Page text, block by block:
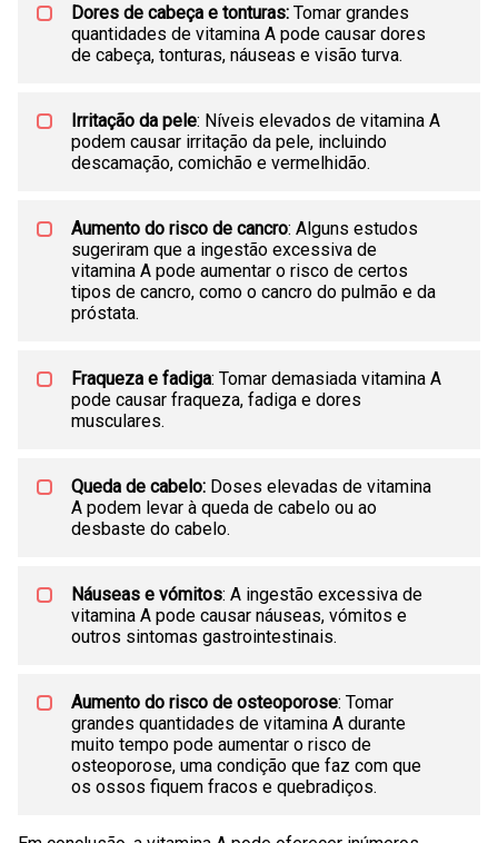
Dores de cabeça e tonturas: Tomar grandes
quantidades de vitamina A pode causar dores
de cabeça, tonturas, náuseas e visão turva.
Irritação da pele: Níveis elevados de vitamina A
podem causar irritação da pele, incluindo
descamação, comichão e vermelhidão.
Aumento do risco de cancro: Alguns estudos
sugeriram que a ingestão excessiva de
vitamina A pode aumentar o risco de certos
tipos de cancro, como o cancro do pulmão e da
próstata.
Fraqueza e fadiga: Tomar demasiada vitamina A
pode causar fraqueza, fadiga e dores
musculares.
Queda de cabelo: Doses elevadas de vitamina
A podem levar à queda de cabelo ou ao
desbaste do cabelo.
Náuseas e vómitos: A ingestão excessiva de
vitamina A pode causar náuseas, vómitos e
outros sintomas gastrointestinais.
Aumento do risco de osteoporose: Tomar
grandes quantidades de vitamina A durante
muito tempo pode aumentar o risco de
osteoporose, uma condição que faz com que
os ossos fiquem fracos e quebradiços.